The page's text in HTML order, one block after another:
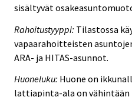
sisältyvät
Rahoitustyyppi: Tilastossa
vapaarahoitteisten
ARA- ja HITAS-asunnot.
Huoneluku: Huone on
lattiapinta-ala on vähintään